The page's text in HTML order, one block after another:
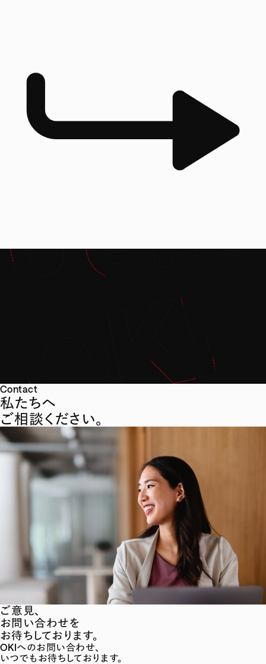
Contact
私たちへ
ご相談ください。
ご意見、
お問い合わせを
お待ちしております。
OKIへのお問い合わせ、
いつでもお待ちしております。